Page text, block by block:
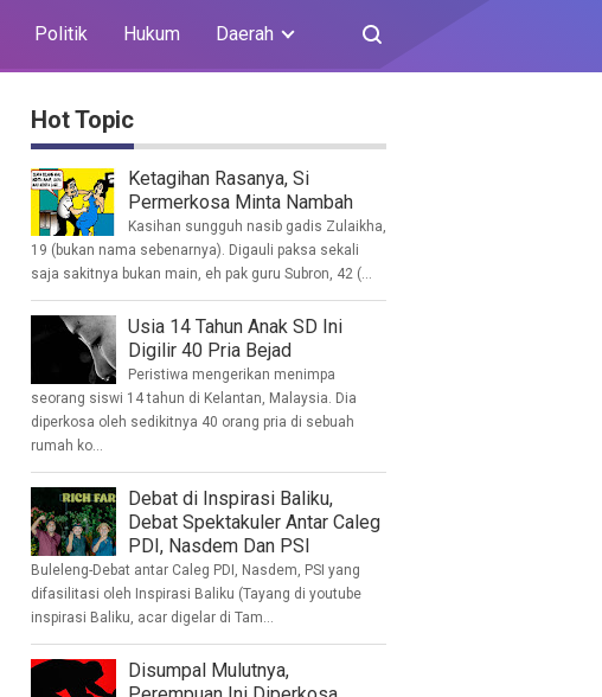
Politik Hukum Daerah
Hot Topic
Ketagihan Rasanya, Si
Permerkosa Minta Nambah
Kasihan sungguh nasib gadis Zulaikha,
19 (bukan nama sebenarnya). Digauli paksa sekali
saja sakitnya bukan main, eh pak guru Subron, 42 (...
Usia 14 Tahun Anak SD Ini
Digilir 40 Pria Bejad
Peristiwa mengerikan menimpa
seorang siswi 14 tahun di Kelantan, Malaysia. Dia
diperkosa oleh sedikitnya 40 orang pria di sebuah
rumah ko...
Debat di Inspirasi Baliku,
Debat Spektakuler Antar Caleg
PDI, Nasdem Dan PSI
Buleleng-Debat antar Caleg PDI, Nasdem, PSI yang
difasilitasi oleh Inspirasi Baliku (Tayang di youtube
inspirasi Baliku, acar digelar di Tam...
Disumpal Mulutnya,